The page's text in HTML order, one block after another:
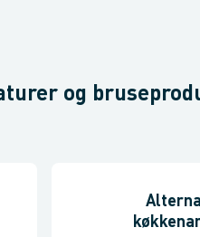
og